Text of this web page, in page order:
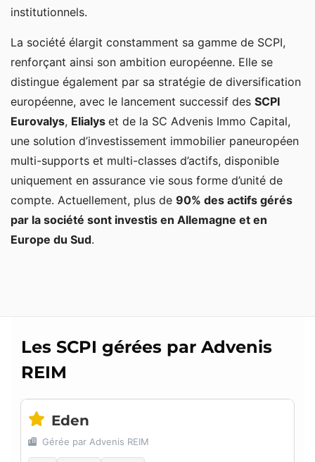
institutionnels.
La société élargit constamment sa gamme de SCPI,
renforçant ainsi son ambition européenne. Elle se
distingue également par sa stratégie de diversification
européenne, avec le lancement successif des SCPI
Eurovalys, Elialys et de la SC Advenis Immo Capital,
une solution d’investissement immobilier paneuropéen
multi-supports et multi-classes d’actifs, disponible
uniquement en assurance vie sous forme d’unité de
compte. Actuellement, plus de 90% des actifs gérés
par la société sont investis en Allemagne et en
Europe du Sud.
Les SCPI gérées par Advenis
REIM
Eden
Gérée par Advenis REIM